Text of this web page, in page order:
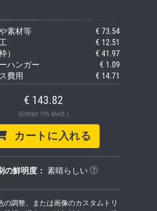
素材等
€ 73.54
€ 12.51
）
€ 41.97
ハンガー
€ 1.09
費用
€ 14.71
€ 143.82
(Enthält 19% MwSt.)
カートに入れる
の鮮明度： 素晴らしい
の調整、または画像のカスタムトリ